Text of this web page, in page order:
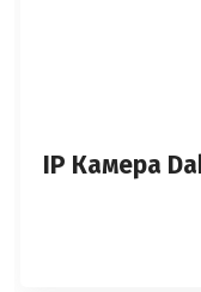
IP Камерa